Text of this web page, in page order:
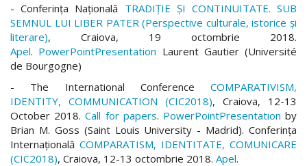
- Conferința Națională TRADIŢIE ŞI CONTINUITATE. SUB
SEMNUL LUI LIBER PATER (Perspective culturale, istorice şi
literare), Craiova, 19 octombrie 2018.
Apel. PowerPointPresentation Laurent Gautier (Université
de Bourgogne)
- The International Conference COMPARATIVISM,
IDENTITY, COMMUNICATION (CIC2018), Craiova, 12-13
October 2018.Call for papers. PowerPointPresentation by
Brian M. Goss (Saint Louis University - Madrid). Conferința
Internațională COMPARATISM, IDENTITATE, COMUNICARE
(CIC2018), Craiova, 12-13 octombrie 2018. Apel.